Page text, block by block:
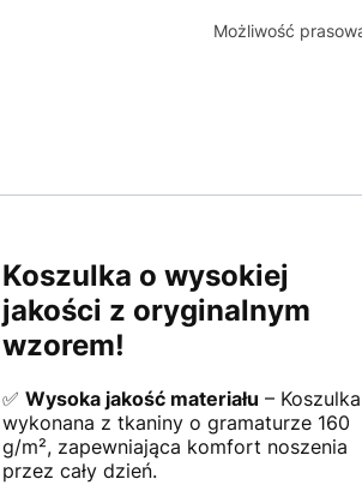
Możliwość
Koszulka o wysokiej
jakości z oryginalnym
wzorem!
✅Wysoka jakość materiału – Koszulka
wykonana z tkaniny o gramaturze 160
g/m², zapewniająca komfort noszenia
przez cały dzień.